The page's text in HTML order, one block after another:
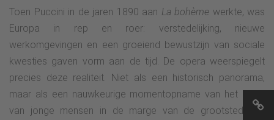
Toen Puccini in de jaren 1890 aan La bohème werkte, was
Europa in rep en roer: verstedelijking, nieuwe
werkomgevingen en een groeiend bewustzijn van sociale
kwesties gaven vorm aan de tijd. De opera weerspiegelt
precies deze realiteit. Niet als een historisch panorama,
maar als een nauwkeurige momentopname van het leven
van jonge mensen in de marge van de grootstedelijke